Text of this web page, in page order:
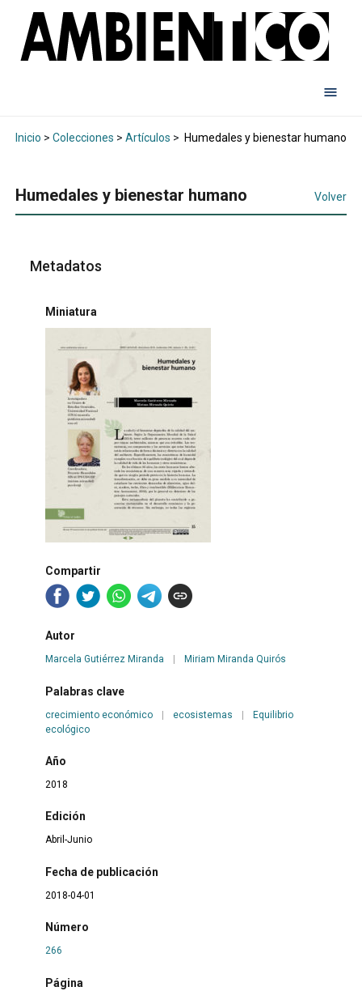
Inicio > Colecciones > Artículos > Humedales y bienestar humano
Humedales y bienestar humano Volver
Metadatos
Miniatura
Compartir
Autor
Marcela Gutiérrez Miranda Miriam Miranda Quirós
Palabras clave
crecimiento económico | ecosistemas |
Equilibrio
ecológico
Año
2018
Edición
Abril-Junio
Fecha de publicación
2018-04-01
Número
266
Página